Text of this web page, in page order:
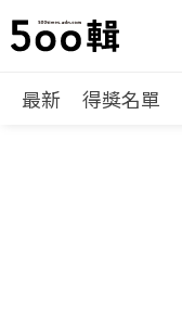
最新 得獎名單